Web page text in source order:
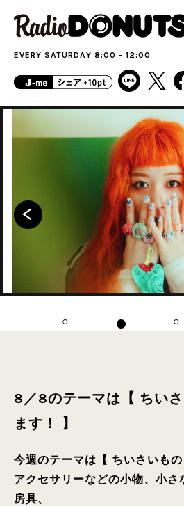
EVERY SATURDAY 8:00 - 12:00
8／8のテーマは【 ちい
ます！ 】
今週のテーマは【 ちいさいもの
アクセサリーなどの小物、小さ
房具、